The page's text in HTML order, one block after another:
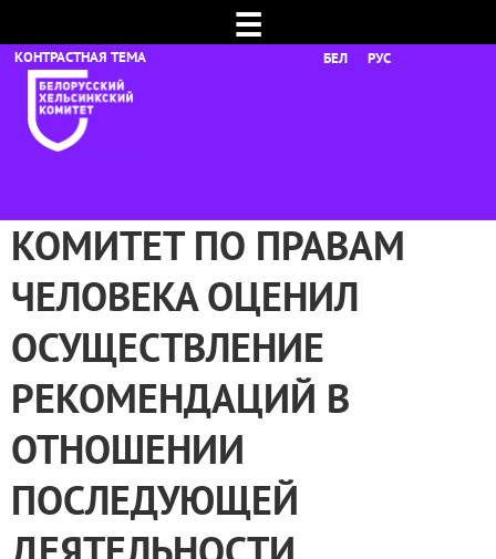
☰
БЕЛ РУС
КОМИТЕТ ПО ПРАВАМ
ЧЕЛОВЕКА ОЦЕНИЛ
ОСУЩЕСТВЛЕНИЕ
РЕКОМЕНДАЦИЙ В
ОТНОШЕНИИ
ПОСЛЕДУЮЩЕЙ